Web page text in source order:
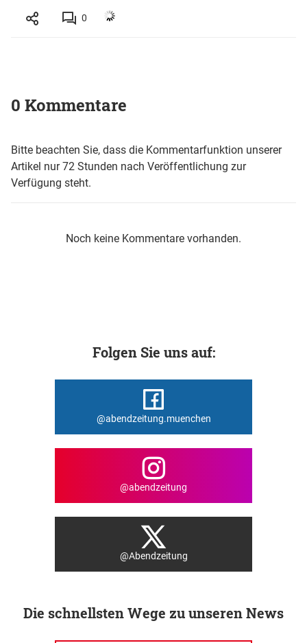
0
0 Kommentare
Bitte beachten Sie, dass die Kommentarfunktion unserer
Artikel nur 72 Stunden nach Veröffentlichung zur
Verfügung steht.
Noch keine Kommentare vorhanden.
Folgen Sie uns auf:
@abendzeitung.muenchen
@abendzeitung
@Abendzeitung
Die schnellsten Wege zu unseren News